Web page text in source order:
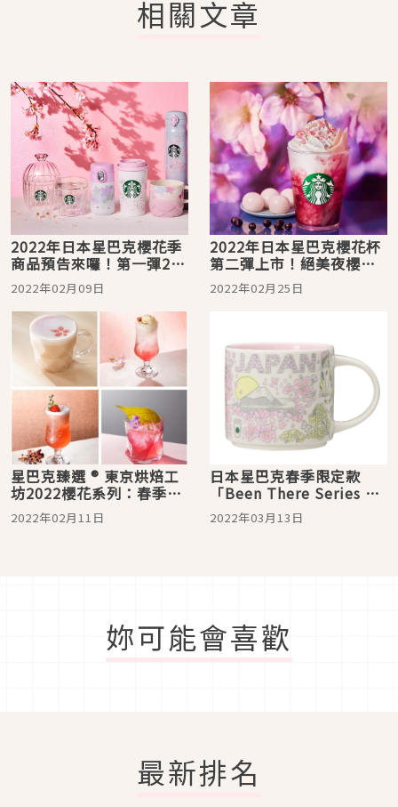
相關文章
2022年日本星巴克櫻花季
商品預告來囉！第一彈2月
15日開跑，Sense of
SAKURA Beauty 等你來
收集
2022年02月09日
2022年日本星巴克櫻花杯
第二彈上市！絕美夜櫻系
列飲品好想喝
2022年02月25日
星巴克臻選 ® 東京烘焙工
坊2022櫻花系列：春季限
定櫻花商品來報到囉！
2022年02月11日
日本星巴克春季限定款
「Been There Series 」
繽紛上市 滿滿日本之春的
杯子太過可愛！
2022年03月13日
妳可能會喜歡
最新排名